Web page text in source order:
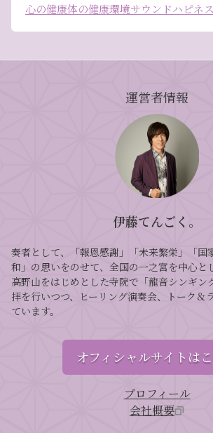
心の健康体の健康環境サウンドハピネス
運営者情報
伊藤てんごく。
奏者として、「報恩感謝」「未来繁栄」「国
和」の思いをのせて、全国の一之宮を中心と
高野山をはじめとした寺院で「龍音シンギン
拝を行いつつ、ヒーリング演奏会、トーク＆
ています。
オフィシャルサイトは
プロフィール
会社概要